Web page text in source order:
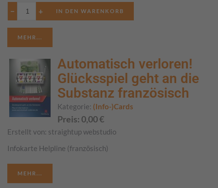
− +
MEHR...
Automatisch verloren!
Glücksspiel geht an die
Substanz französisch
Kategorie: (Info-)Cards
Preis: 0,00€
Erstellt von: straightup webstudio
Infokarte Helpline (französisch)
MEHR...